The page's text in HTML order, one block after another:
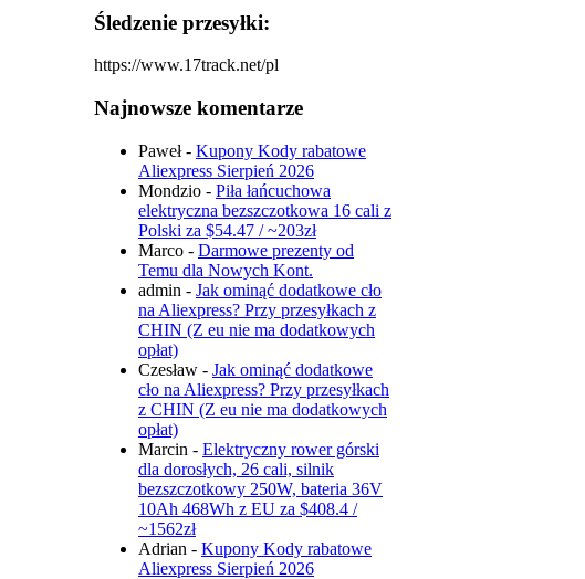
Śledzenie przesyłki:
https://www.17track.net/pl
Najnowsze komentarze
Paweł- Kupony Kody rabatowe
Aliexpress Sierpień 2026
Mondzio - Piła łańcuchowa
elektryczna bezszczotkowa 16 cali z
Polski za $54.47 / ~203zł
Marco - Darmowe prezenty od
Temu dla Nowych Kont.
admin - Jak ominąć dodatkowe cło
na Aliexpress? Przy przesyłkach z
CHIN (Z eu nie ma dodatkowych
opłat)
Czesław - Jak ominąć dodatkowe
cło na Aliexpress? Przy przesyłkach
z CHIN (Z eu nie ma dodatkowych
opłat)
Marcin - Elektryczny rower górski
dla dorosłych, 26 cali, silnik
bezszczotkowy 250W, bateria 36V
10Ah 468Wh z EU za $408.4 /
~1562zł
Adrian - Kupony Kody rabatowe
Aliexpress Sierpień 2026